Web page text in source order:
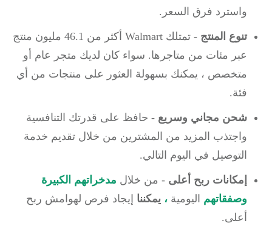
واسترد فرق السعر.
تنوع المنتج
- تمتلك Walmart أكثر من 46.1 مليون منتج
عبر مئات من متاجرها. سواء كان لديك متجر عام أو
متخصص ، يمكنك بسهولة العثور على منتجات من أي
فئة.
شحن مجاني وسريع - حافظ على قدرتك التنافسية
واجتذب المزيد من المشترين من خلال تقديم خدمة
التوصيل في اليوم التالي.
إمكانات ربح أعلى- من خلالمدخراتهم الكبيرة
وصفقاتهماليومية،يمكنناإيجادفرص لهوامش ربح
أعلى.